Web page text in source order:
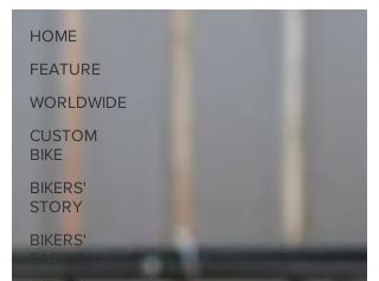
HOME
FEATURE
WORLDWIDE
CUSTOM
BIKE
BIKERS'
STORY
BIKERS'
FASHION